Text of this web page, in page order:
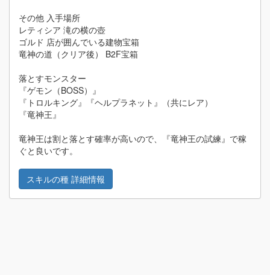
その他 入手場所
レティシア 滝の横の壺
ゴルド 店が囲んでいる建物宝箱
竜神の道（クリア後） B2F宝箱
落とすモンスター
『ゲモン（BOSS）』
『トロルキング』『ヘルプラネット』（共にレア）
『竜神王』
竜神王は割と落とす確率が高いので、『竜神王の試練』で稼
ぐと良いです。
スキルの種 詳細情報